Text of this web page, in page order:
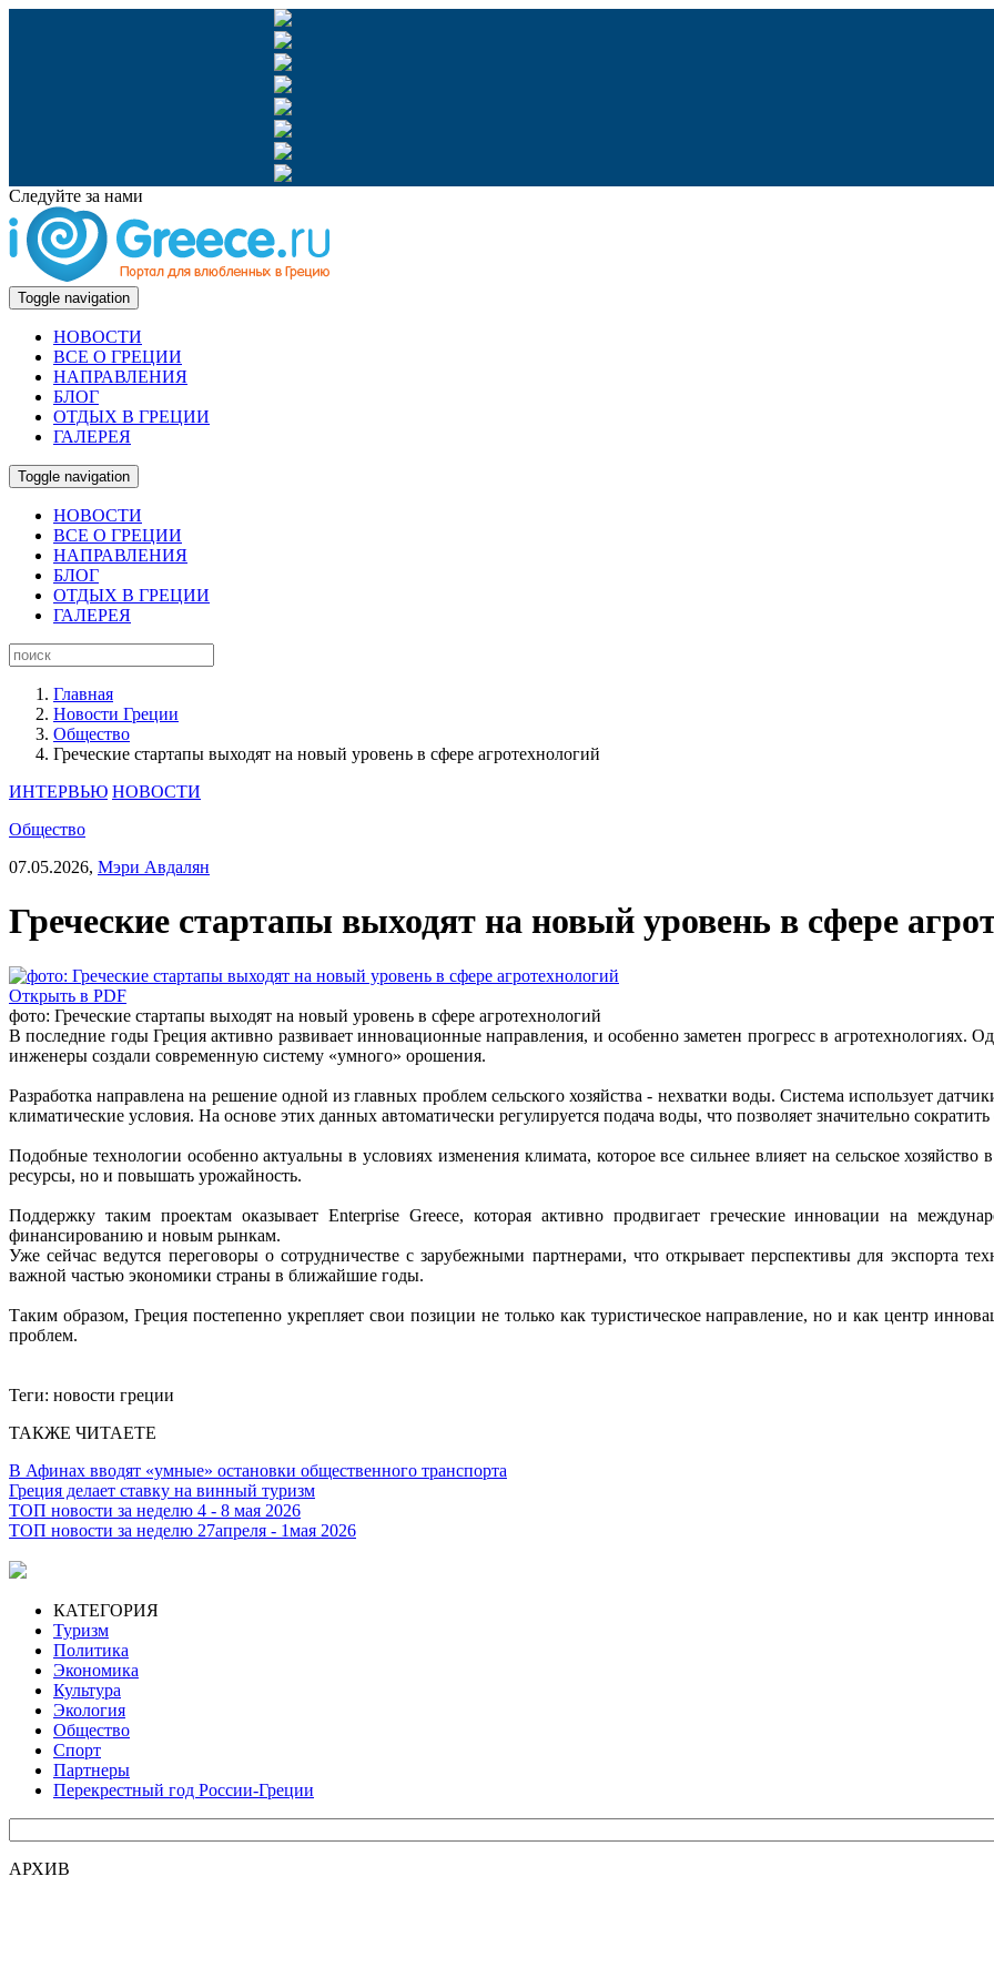
Следуйте за нами
Toggle navigation
НОВОСТИ
ВСЕ О ГРЕЦИИ
НАПРАВЛЕНИЯ
БЛОГ
ОТДЫХ В ГРЕЦИИ
ГАЛЕРЕЯ
Toggle navigation
НОВОСТИ
ВСЕ О ГРЕЦИИ
НАПРАВЛЕНИЯ
БЛОГ
ОТДЫХ В ГРЕЦИИ
ГАЛЕРЕЯ
Главная
Новости Греции
Общество
Греческие стартапы выходят на новый уровень в сфере агротехнологий
ИНТЕРВЬЮ НОВОСТИ
Общество
07.05.2026, Мэри Авдалян
Греческие стартапы выходят на новый уровень в сфере
Открыть в PDF
фото: Греческие стартапы выходят на новый уровень в сфере агротехнологий
В последние годы Греция активно развивает инновационные направления, и особенно заметен прогресс в агротехнологиях.
инженеры создали современную систему «умного» орошения.
Разработка направлена на решение одной из главных проблем сельского хозяйства - нехватки воды. Система использует
климатические условия. На основе этих данных автоматически регулируется подача воды, что позволяет значительно сократить
Подобные технологии особенно актуальны в условиях изменения климата, которое все сильнее влияет на сельское
ресурсы, но и повышать урожайность.
Поддержку таким проектам оказывает Enterprise Greece, которая активно продвигает греческие инновации на
финансированию и новым рынкам.
Уже сейчас ведутся переговоры о сотрудничестве с зарубежными партнерами, что открывает перспективы для экспорта
важной частью экономики страны в ближайшие годы.
Таким образом, Греция постепенно укрепляет свои позиции не только как туристическое направление, но и как центр
проблем.
Теги: новости греции
ТАКЖЕ ЧИТАЕТЕ
В Афинах вводят «умные» остановки общественного транспорта
Греция делает ставку на винный туризм
ТОП новости за неделю 4 - 8 мая 2026
ТОП новости за неделю 27апреля - 1мая 2026
КАТЕГОРИЯ
Туризм
Политика
Экономика
Культура
Экология
Общество
Спорт
Партнеры
Перекрестный год России-Греции
АРХИВ